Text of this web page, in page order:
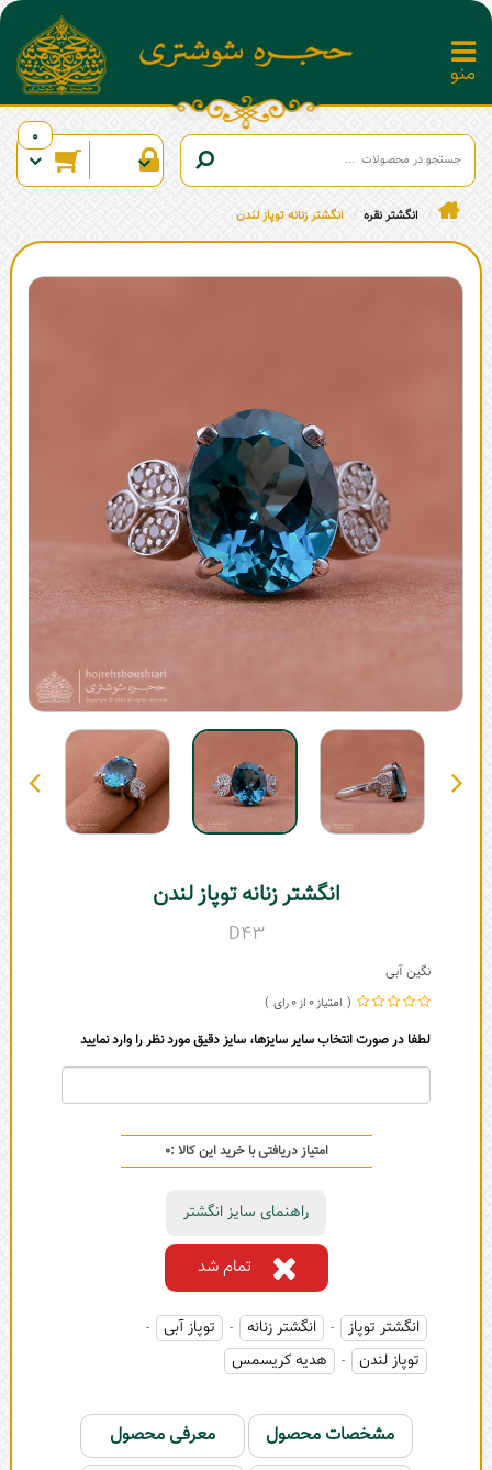
0
انگشتر نقره انگشتر زنانه توپاز لندن
انگشتر زنانه توپاز لندن
D43
نگین آبی
0
0
لطفا در صورت انتخاب سایر سایزها، سایز دقیق مورد نظر را وارد نمایید
امتیاز دریافتی با خرید این کالا :0
راهنمای سایز انگشتر
تمام شد
انگشتر توپاز - انگشتر زنانه - توپاز آبی -
توپاز لندن - هدیه کریسمس
مشخصات محصول
معرفی محصول